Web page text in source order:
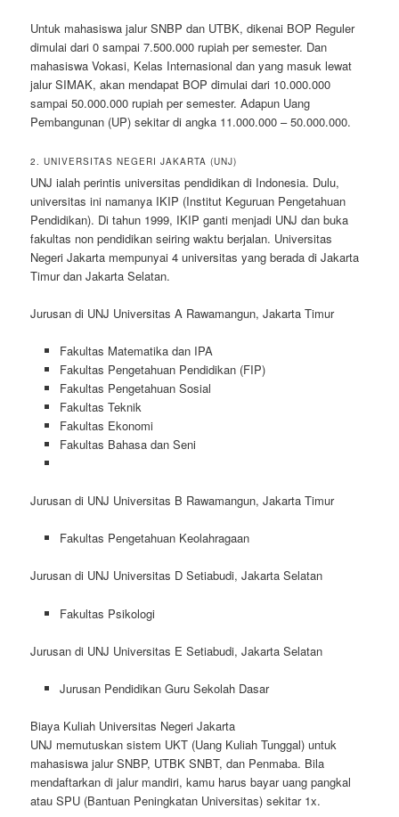
Untuk mahasiswa jalur SNBP dan UTBK, dikenai BOP Reguler
dimulai dari 0 sampai 7.500.000 rupiah per semester. Dan
mahasiswa Vokasi, Kelas Internasional dan yang masuk lewat
jalur SIMAK, akan mendapat BOP dimulai dari 10.000.000
sampai 50.000.000 rupiah per semester. Adapun Uang
Pembangunan (UP) sekitar di angka 11.000.000 – 50.000.000.
2. UNIVERSITAS NEGERI JAKARTA (UNJ)
UNJ ialah perintis universitas pendidikan di Indonesia. Dulu,
universitas ini namanya IKIP (Institut Keguruan Pengetahuan
Pendidikan). Di tahun 1999, IKIP ganti menjadi UNJ dan buka
fakultas non pendidikan seiring waktu berjalan. Universitas
Negeri Jakarta mempunyai 4 universitas yang berada di Jakarta
Timur dan Jakarta Selatan.
Jurusan di UNJ Universitas A Rawamangun, Jakarta Timur
Fakultas Matematika dan IPA
Fakultas Pengetahuan Pendidikan (FIP)
Fakultas Pengetahuan Sosial
Fakultas Teknik
Fakultas Ekonomi
Fakultas Bahasa dan Seni
Jurusan di UNJ Universitas B Rawamangun, Jakarta Timur
Fakultas Pengetahuan Keolahragaan
Jurusan di UNJ Universitas D Setiabudi, Jakarta Selatan
Fakultas Psikologi
Jurusan di UNJ Universitas E Setiabudi, Jakarta Selatan
Jurusan Pendidikan Guru Sekolah Dasar
Biaya Kuliah Universitas Negeri Jakarta
UNJ memutuskan sistem UKT (Uang Kuliah Tunggal) untuk
mahasiswa jalur SNBP, UTBK SNBT, dan Penmaba. Bila
mendaftarkan di jalur mandiri, kamu harus bayar uang pangkal
atau SPU (Bantuan Peningkatan Universitas) sekitar 1x.